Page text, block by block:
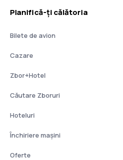
Planifică-ți călătoria
Bilete de avion
Cazare
Zbor+Hotel
Căutare Zboruri
Hoteluri
Închiriere mașini
Oferte